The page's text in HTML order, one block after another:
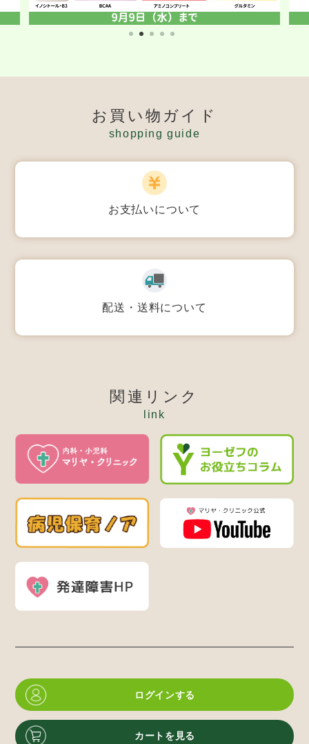
お買い物ガイド
shopping guide
お支払いについて
配送・送料について
関連リンク
link
ログインする
カートを見る